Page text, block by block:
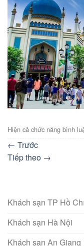
Hiện cả chức năng bình
← Trước
Tiếp theo →
Khách sạn TP Hồ
Khách sạn Hà Nội
Khách sạn An Giang